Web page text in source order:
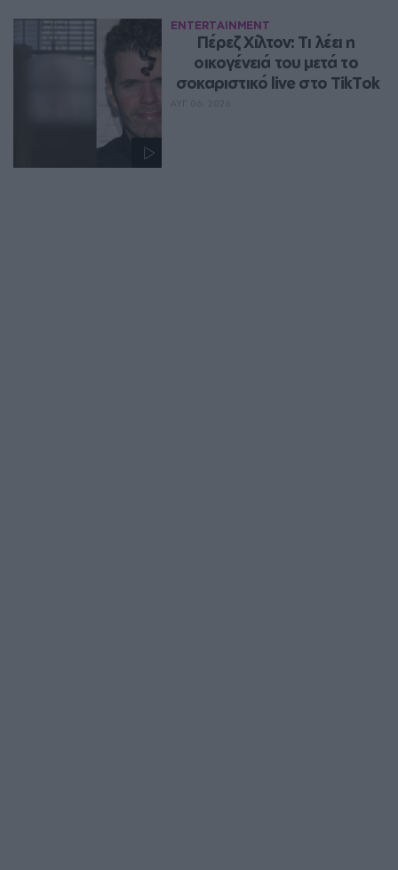
ENTERTAINMENT
Πέρεζ Χίλτον: Τι λέει η
οικογένειά του μετά το
σοκαριστικό live στο TikTok